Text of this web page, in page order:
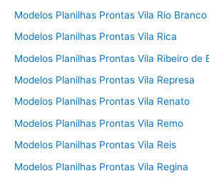
Modelos Planilhas Prontas Vila Rio Branco
Modelos Planilhas Prontas Vila Rica
Modelos Planilhas Prontas Vila Ribeiro de
Modelos Planilhas Prontas Vila Represa
Modelos Planilhas Prontas Vila Renato
Modelos Planilhas Prontas Vila Remo
Modelos Planilhas Prontas Vila Reis
Modelos Planilhas Prontas Vila Regina